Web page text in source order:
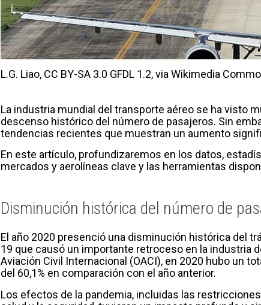
L.G. Liao, CC BY-SA 3.0 GFDL 1.2, via Wikimedia
La industria mundial del transporte aéreo se ha visto
descenso histórico del número de pasajeros. Sin
tendencias recientes que muestran un aumento
En este artículo, profundizaremos en los datos,
mercados y aerolíneas clave y las herramientas
Disminución histórica del número de
El año 2020 presenció una disminución histórica del
19 que causó un importante retroceso en la industria
Aviación Civil Internacional (OACI), en 2020 hubo un
del 60,1% en comparación con el año anterior.
Los efectos de la pandemia, incluidas las